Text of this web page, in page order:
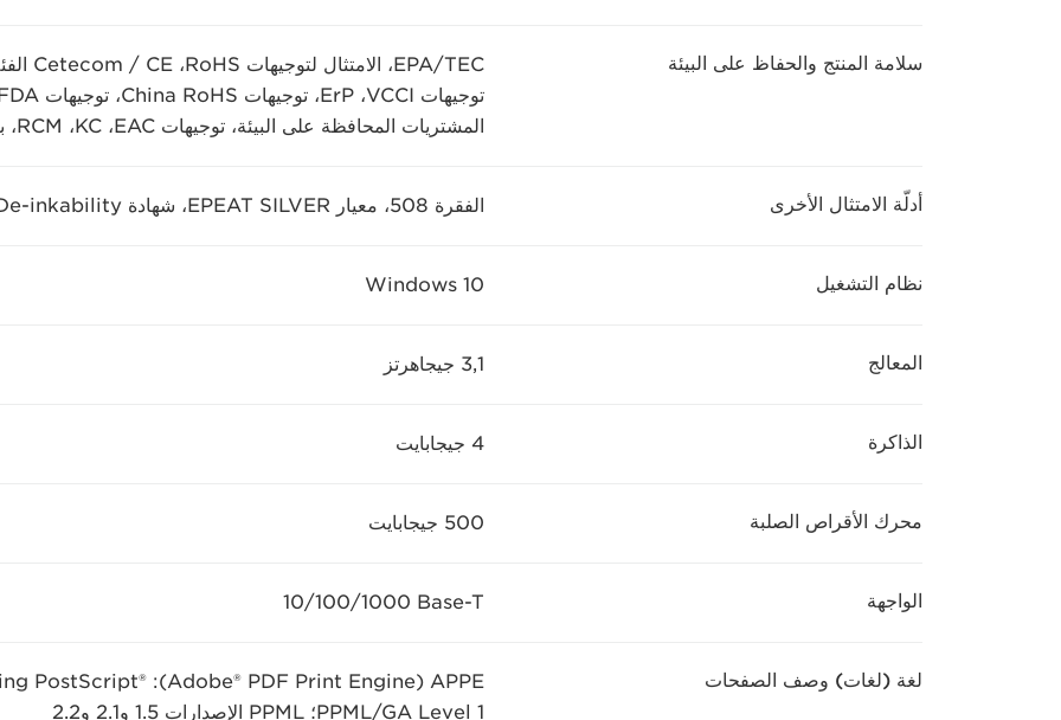
سلامة المنتج والحفاظ على البيئة
المشتريات المحافظة على البيئة، توجيهات EAC، ‏KC، ‏RCM، برنامج International Energy Star
أدلّة الامتثال الأخرى الفقرة 508، معيار EPEAT SILVER، شهادة De-inkability
نظام التشغيل Windows 10
المعالج 3,1 جيجاهرتز
الذاكرة 4 جيجابايت
محرك الأقراص الصلبة 500 جيجابايت
الواجهة ‎10/100/1000 Base-T
لغة (لغات) وصف الصفحات
PPML/GA Level 1؛ PPML الإصدارات 1.5 و2.1 و2.2